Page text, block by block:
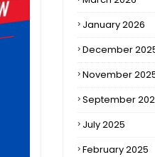
January 2026
December
November
September
July 2025
February 2025